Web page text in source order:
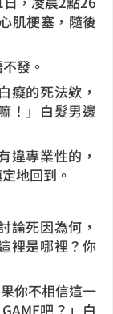
肌梗塞，隨後
發。
癡的死法欸，
！」白髮男邊
違專業性的，
地回到。
論死因為何，
裡是哪裡？你
你不相信這一
吧？」白